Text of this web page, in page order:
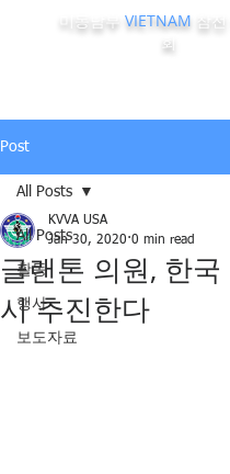
미동남부 VIETNAM 참
회
Post
All Posts
활동
행사
보도자료
All Posts
글랜톤 의원, 한국
시 추진한다
KVVA USA
Jan 30, 2020 0 min read